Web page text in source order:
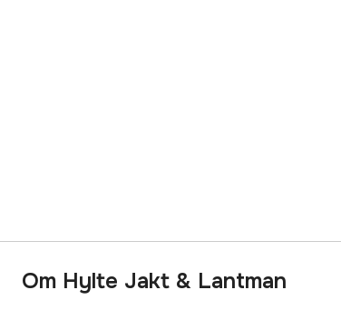
Om Hylte Jakt & Lantman